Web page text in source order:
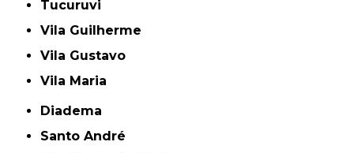
Tucuruvi
Vila Guilherme
Vila Gustavo
Vila Maria
Diadema
Santo André